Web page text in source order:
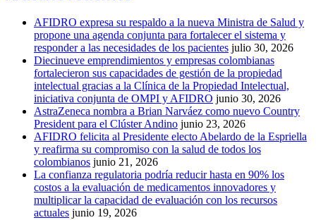
AFIDRO expresa su respaldo a la nueva Ministra de Salud y
propone una agenda conjunta para fortalecer el sistema y
responder a las necesidades de los pacientes julio 30, 2026
Diecinueve emprendimientos y empresas colombianas
fortalecieron sus capacidades de gestión de la propiedad
intelectual gracias a la Clínica de la Propiedad Intelectual,
iniciativa conjunta de OMPI y AFIDRO junio 30, 2026
AstraZeneca nombra a Brian Narváez como nuevo Country
President para el Clúster Andino junio 23, 2026
AFIDRO felicita al Presidente electo Abelardo de la Espriella
y reafirma su compromiso con la salud de todos los
colombianos junio 21, 2026
La confianza regulatoria podría reducir hasta en 90% los
costos a la evaluación de medicamentos innovadores y
multiplicar la capacidad de evaluación con los recursos
actuales junio 19, 2026